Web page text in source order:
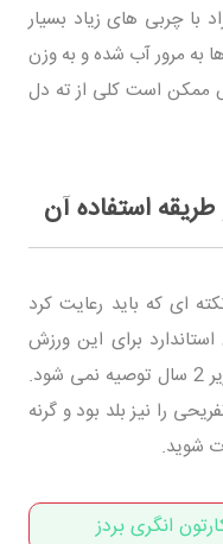
با چربی های زیاد بسیار
به مرور آب شده و به وزن
ممکن است کلی از ته دل
استفاده آن
ای که باید رعایت کرد
برای این ورزش
110 کیلوگرم می باشد و برای کودکان زیر 2 سال توصیه نمی شود.
را نیز بلد بود و گرنه
شوید.
انگری بردز